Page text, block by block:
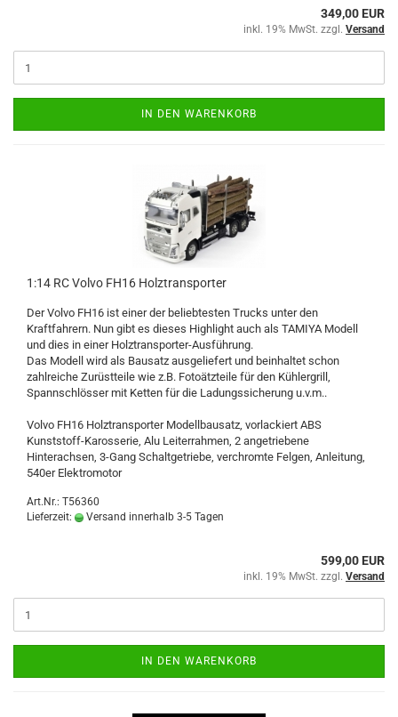
349,00 EUR
inkl. 19% MwSt. zzgl. Versand
IN DEN WARENKORB
1:14 RC Volvo FH16 Holztransporter
Der Volvo FH16 ist einer der beliebtesten Trucks unter den
Kraftfahrern. Nun gibt es dieses Highlight auch als TAMIYA Modell
und dies in einer Holztransporter-Ausführung.
Das Modell wird als Bausatz ausgeliefert und beinhaltet schon
zahlreiche Zurüstteile wie z.B. Fotoätzteile für den Kühlergrill,
Spannschlösser mit Ketten für die Ladungssicherung u.v.m..
Volvo FH16 Holztransporter Modellbausatz, vorlackiert ABS
Kunststoff-Karosserie, Alu Leiterrahmen, 2 angetriebene
Hinterachsen, 3-Gang Schaltgetriebe, verchromte Felgen, Anleitung,
540er Elektromotor
Art.Nr.: T56360
Lieferzeit:
Versand innerhalb 3-5 Tagen
599,00 EUR
inkl. 19% MwSt. zzgl. Versand
IN DEN WARENKORB